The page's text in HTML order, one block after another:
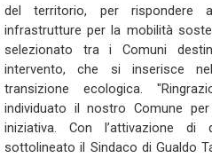
del territorio, per rispondere
infrastrutture per la mobilità
selezionato tra i Comuni
intervento, che si inserisce
transizione ecologica.
individuato il nostro Comune
iniziativa. Con l’attivazione
sottolineato il Sindaco di Gualdo